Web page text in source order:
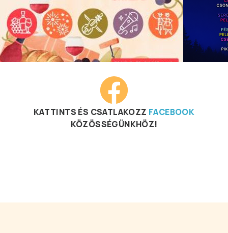
KATTINTS ÉS CSATLAKOZZ FACEBOOK
KÖZÖSSÉGÜNKHÖZ!